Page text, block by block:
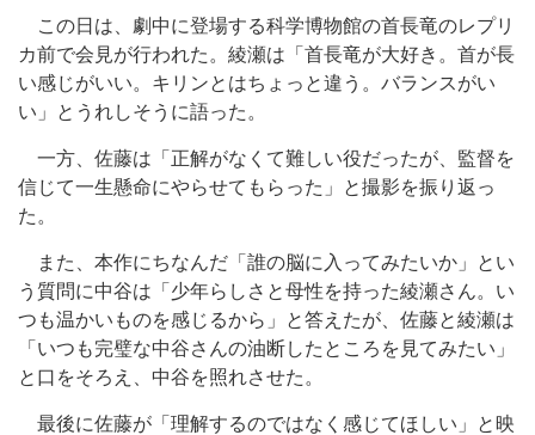
この日は、劇中に登場する科学博物館の首長竜のレプリ
カ前で会見が行われた。綾瀬は「首長竜が大好き。首が長
い感じがいい。キリンとはちょっと違う。バランスがい
い」とうれしそうに語った。
一方、佐藤は「正解がなくて難しい役だったが、監督を
信じて一生懸命にやらせてもらった」と撮影を振り返っ
た。
また、本作にちなんだ「誰の脳に入ってみたいか」とい
う質問に中谷は「少年らしさと母性を持った綾瀬さん。い
つも温かいものを感じるから」と答えたが、佐藤と綾瀬は
「いつも完璧な中谷さんの油断したところを見てみたい」
と口をそろえ、中谷を照れさせた。
最後に佐藤が「理解するのではなく感じてほしい」と映